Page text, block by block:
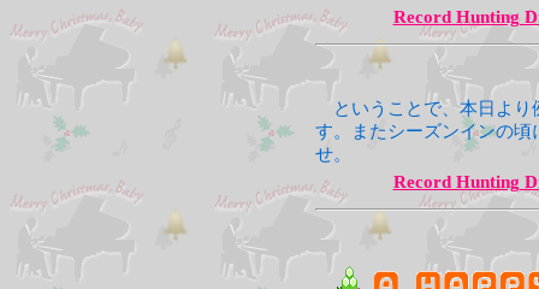
Record Hunting
ということで、本日よ
す。またシーズンインの
せ。
Record Hunting